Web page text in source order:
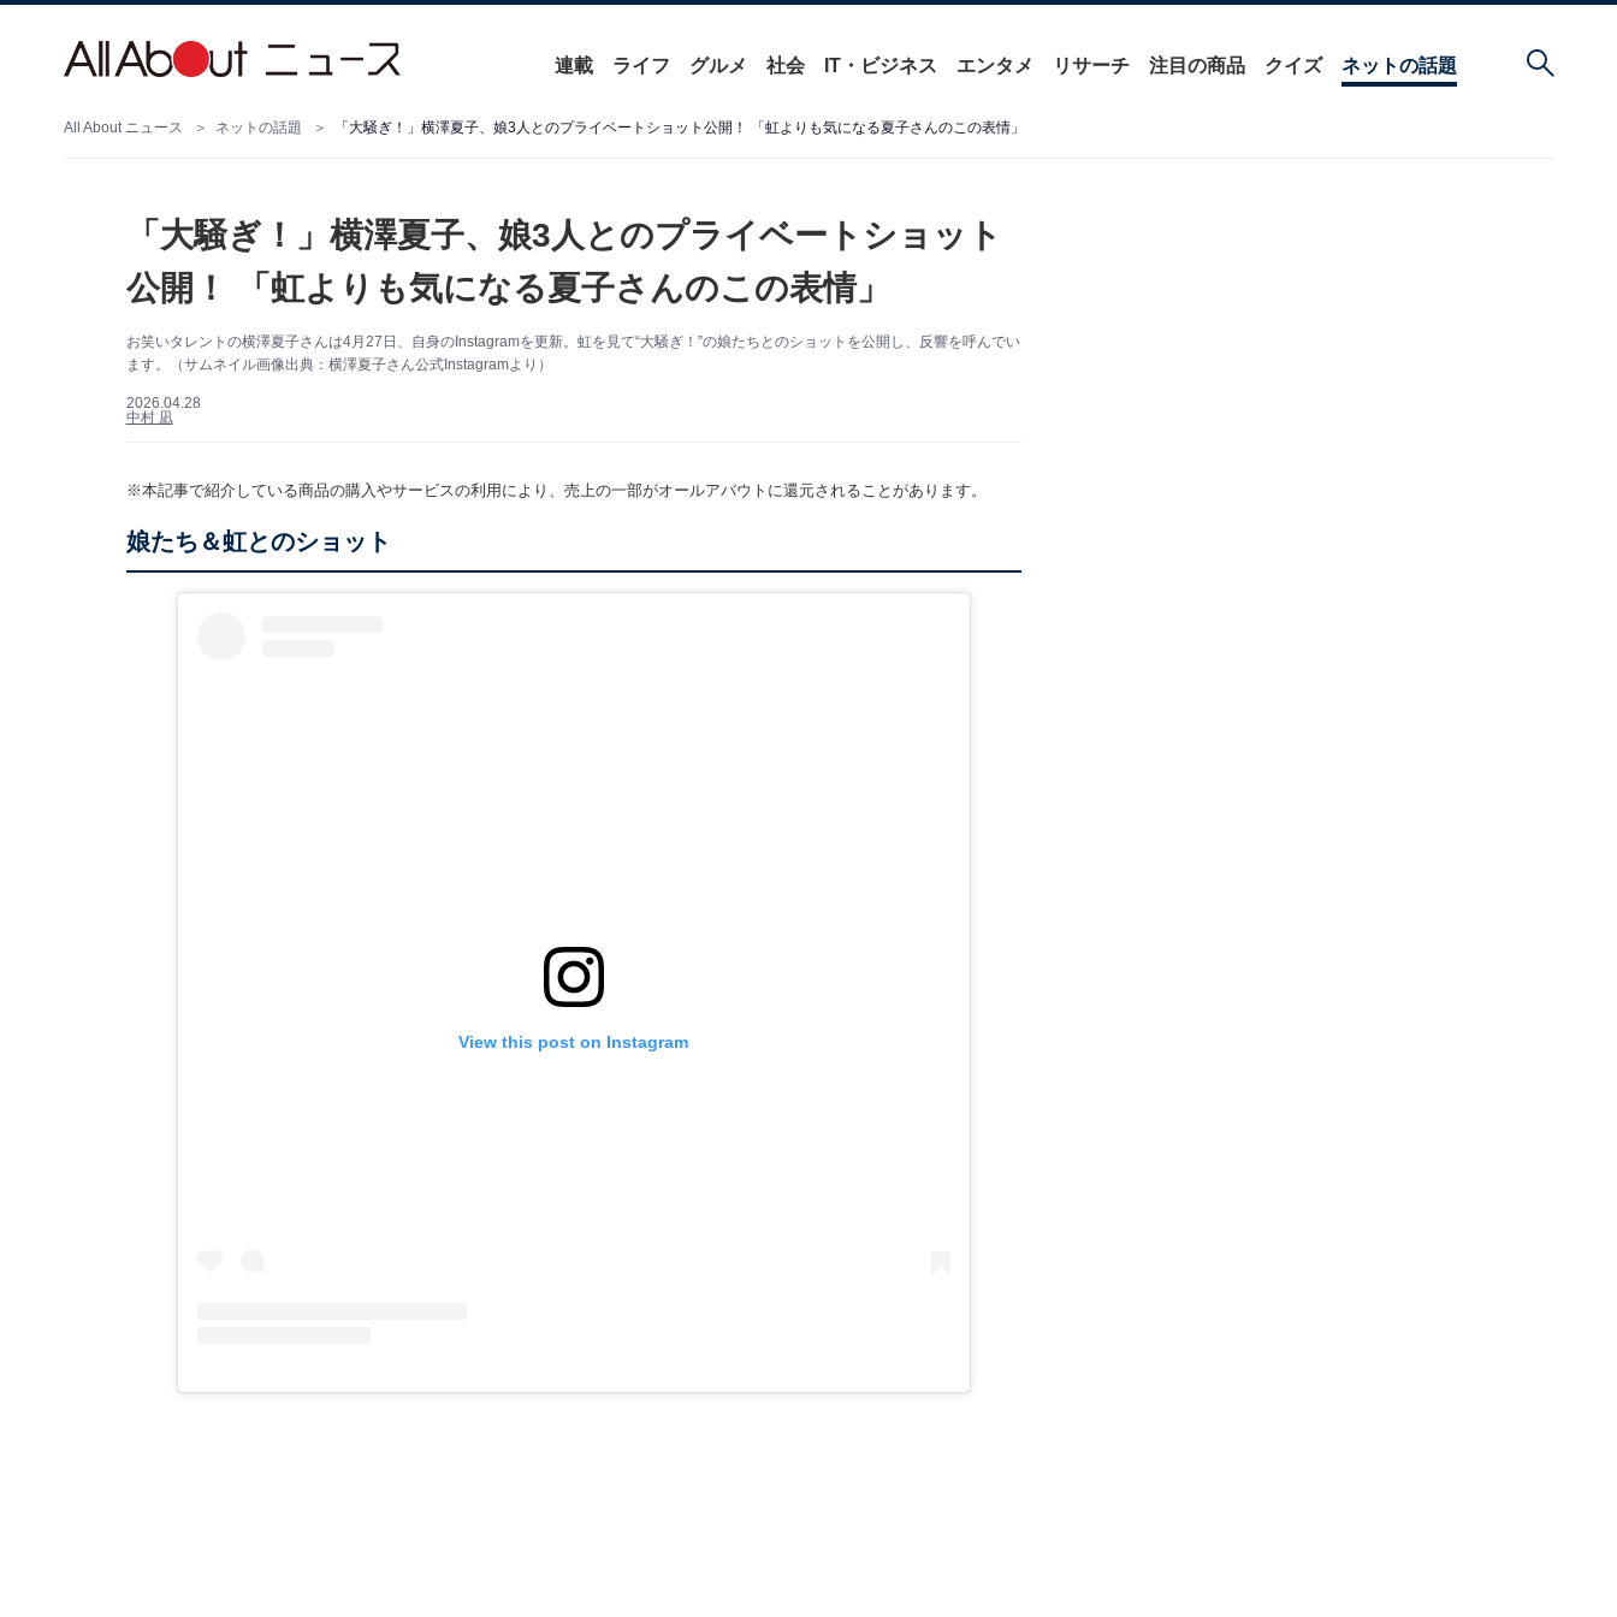
連載 ライフ グルメ 社会 IT・ビジネス エンタメ リサーチ 注目の商品 クイズ ネットの話題
All About ニュース ネットの話題 「大騒ぎ！」横澤夏子、娘3人とのプライベートショット公開！ 「虹よりも気になる夏子さんのこの表情」
「大騒ぎ！」横澤夏子、娘3人とのプライベートショット
公開！ 「虹よりも気になる夏子さんのこの表情」
お笑いタレントの横澤夏子さんは4月27日、自身のInstagramを更新。虹を見て“大騒ぎ！”の娘たちとのショットを公開し、反響を呼んでい
ます。（サムネイル画像出典：横澤夏子さん公式Instagramより）
2026.04.28
中村 凪
※本記事で紹介している商品の購入やサービスの利用により、売上の一部がオールアバウトに還元されることがあります。
娘たち＆虹とのショット
View this post on Instagram